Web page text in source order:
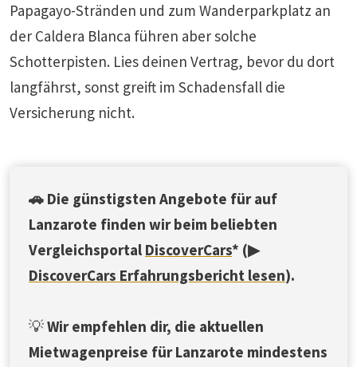
Papagayo-Stränden und zum Wanderparkplatz an
der Caldera Blanca führen aber solche
Schotterpisten. Lies deinen Vertrag, bevor du dort
langfährst, sonst greift im Schadensfall die
Versicherung nicht.
🚗 Die günstigsten Angebote für auf
Lanzarote finden wir beim beliebten
Vergleichsportal DiscoverCars* (▶
DiscoverCars Erfahrungsbericht lesen).
💡Wir empfehlen dir, die aktuellen
Mietwagenpreise für Lanzarote mindestens